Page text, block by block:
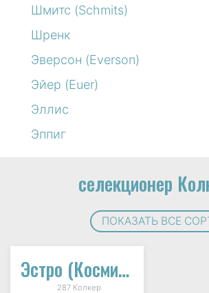
Шмитс (Schmits)
Шренк
Эверсон (Everson)
Эйер (Euer)
Эллис
Эппиг
селекционер
ПОКАЗАТЬ ВСЕ
Эстро (Космический)
287 Колкер